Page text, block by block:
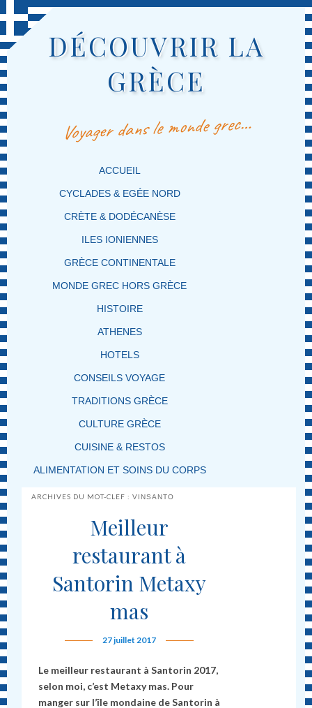
DÉCOUVRIR LA
GRÈCE
Voyager dans le monde grec…
MENU PRINCIPAL
MASQUER LA NAVIGATION PRINCIPALE
MASQUER LA NAVIGATION SECONDAIRE
ACCUEIL
CYCLADES & EGÉE NORD
CRÈTE & DODÉCANÈSE
ILES IONIENNES
GRÈCE CONTINENTALE
MONDE GREC HORS GRÈCE
HISTOIRE
ATHENES
HOTELS
CONSEILS VOYAGE
TRADITIONS GRÈCE
CULTURE GRÈCE
CUISINE & RESTOS
ALIMENTATION ET SOINS DU CORPS
ARCHIVES DU MOT-CLEF :VINSANTO
Meilleur
restaurant à
Santorin Metaxy
mas
27 juillet 2017
Le meilleur restaurant à Santorin 2017,
selon moi, c’est Metaxy mas. Pour
manger sur l’île mondaine de Santorin à